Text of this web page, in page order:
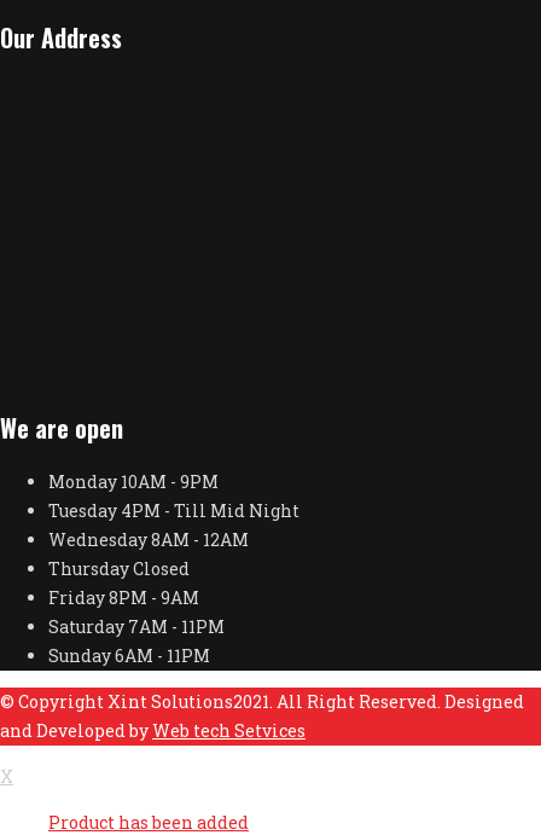
Our Address
We are open
Monday 10AM - 9PM
Tuesday 4PM - Till Mid Night
Wednesday8AM - 12AM
ThursdayClosed
Friday8PM - 9AM
Saturday 7AM - 11PM
Sunday6AM - 11PM
© Copyright Xint Solutions2021. All Right Reserved. Designed
and Developed byWeb tech Setvices
X
Product has been added